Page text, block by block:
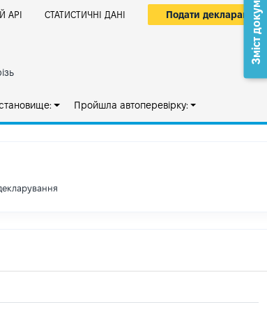
АРІ СТАТИСТИЧНІ ДАНІ Подати декларацію
Пройшла автоперевірку:
Зміст документа